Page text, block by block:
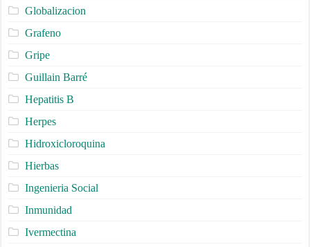
Globalizacion
Grafeno
Gripe
Guillain Barré
Hepatitis B
Herpes
Hidroxicloroquina
Hierbas
Ingenieria Social
Inmunidad
Ivermectina